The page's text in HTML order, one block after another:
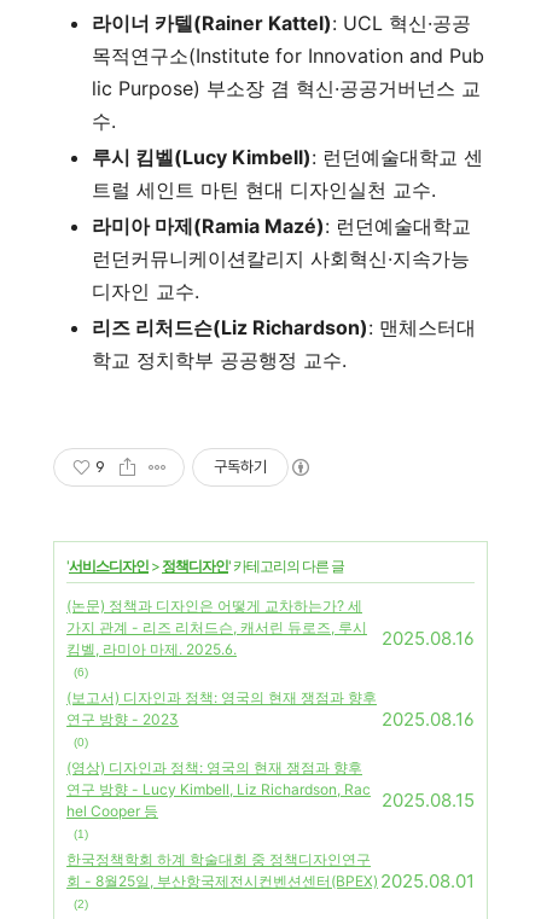
라이너 카텔(Rainer Kattel): UCL 혁신·공공
목적연구소(Institute for Innovation and Pub
lic Purpose) 부소장 겸 혁신·공공거버넌스 교
수.
루시 킴벨(Lucy Kimbell): 런던예술대학교 센
트럴 세인트 마틴 현대 디자인실천 교수.
라미아 마제(Ramia Mazé): 런던예술대학교
런던커뮤니케이션칼리지 사회혁신·지속가능
디자인 교수.
리즈 리처드슨(Liz Richardson): 맨체스터대
학교 정치학부 공공행정 교수.
9 구독하기
'서비스디자인 > 정책디자인' 카테고리의 다른 글
(논문) 정책과 디자인은 어떻게 교차하는가? 세
가지 관계 - 리즈 리처드슨, 캐서린 듀로즈, 루시
킴벨, 라미아 마제. 2025.6.
(6)
2025.08.16
(보고서) 디자인과 정책: 영국의 현재 쟁점과 향후
연구 방향 - 2023
(0)
2025.08.16
(영상) 디자인과 정책: 영국의 현재 쟁점과 향후
연구 방향 - Lucy Kimbell, Liz Richardson, Rac
hel Cooper 등
(1)
2025.08.15
한국정책학회 하계 학술대회 중 정책디자인연구
회 - 8월25일, 부산항국제전시컨벤션센터(BPEX)
(2)
2025.08.01